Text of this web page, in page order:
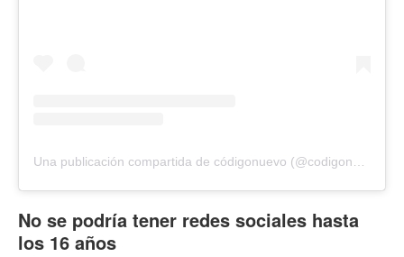
No se podría tener redes sociales hasta
los 16 años